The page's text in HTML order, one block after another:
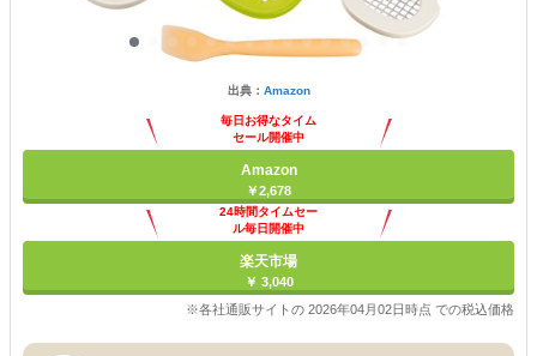
出典： Amazon
毎日お得なタイム
セール開催中
Amazon
￥2,678
24時間タイムセー
ル毎日開催中
楽天市場
￥ 3,040
※各社通販サイトの 2026年04月02日時点 での税込価格